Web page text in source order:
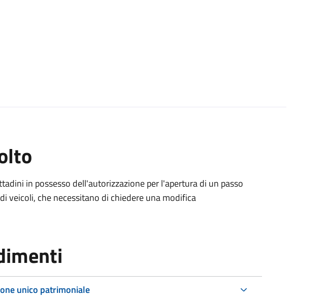
in possesso dell'autorizzazione per l'apertura di un passo
veicoli, che necessitano di chiedere una modifica
unico patrimoniale